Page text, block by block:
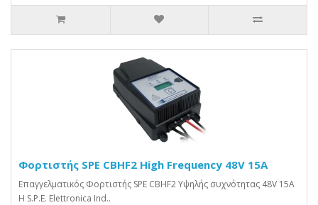
Φορτιστής SPE CBHF2 High Frequency 48V 15A
Επαγγελματικός Φορτιστής SPE CBHF2 Υψηλής συχνότητας 48V 15A
Η S.P.E. Elettronica Ind..